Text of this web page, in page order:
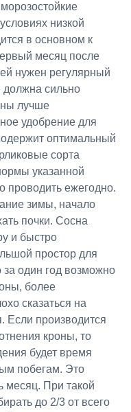
низкой
в основном к
месяц после
нужен регулярный
должна сильно
лучше
удобрение для
оптимальный
сорта
указанной
проводить ежегодно.
зимы, начало
почки. Сосна
и быстро
простор для
за один год возможно
более
сказаться на
Если производится
кроны, то
будет время
побегам. Это
месяц. При такой
до 2/3 от всего